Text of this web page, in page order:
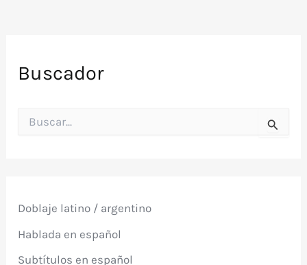
Buscador
o
:
Doblaje latino / argentino
Hablada en español
Subtítulos en español